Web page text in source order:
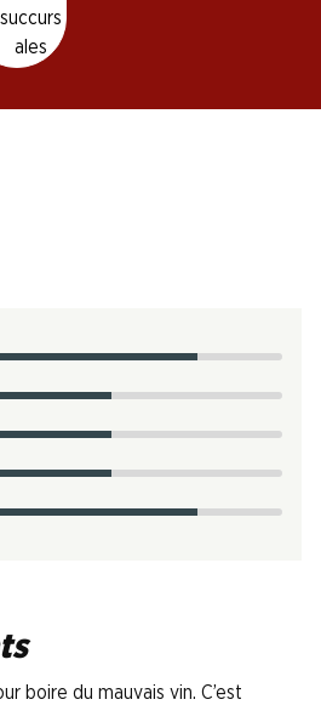
succurs
ales
boire du mauvais vin. C’est